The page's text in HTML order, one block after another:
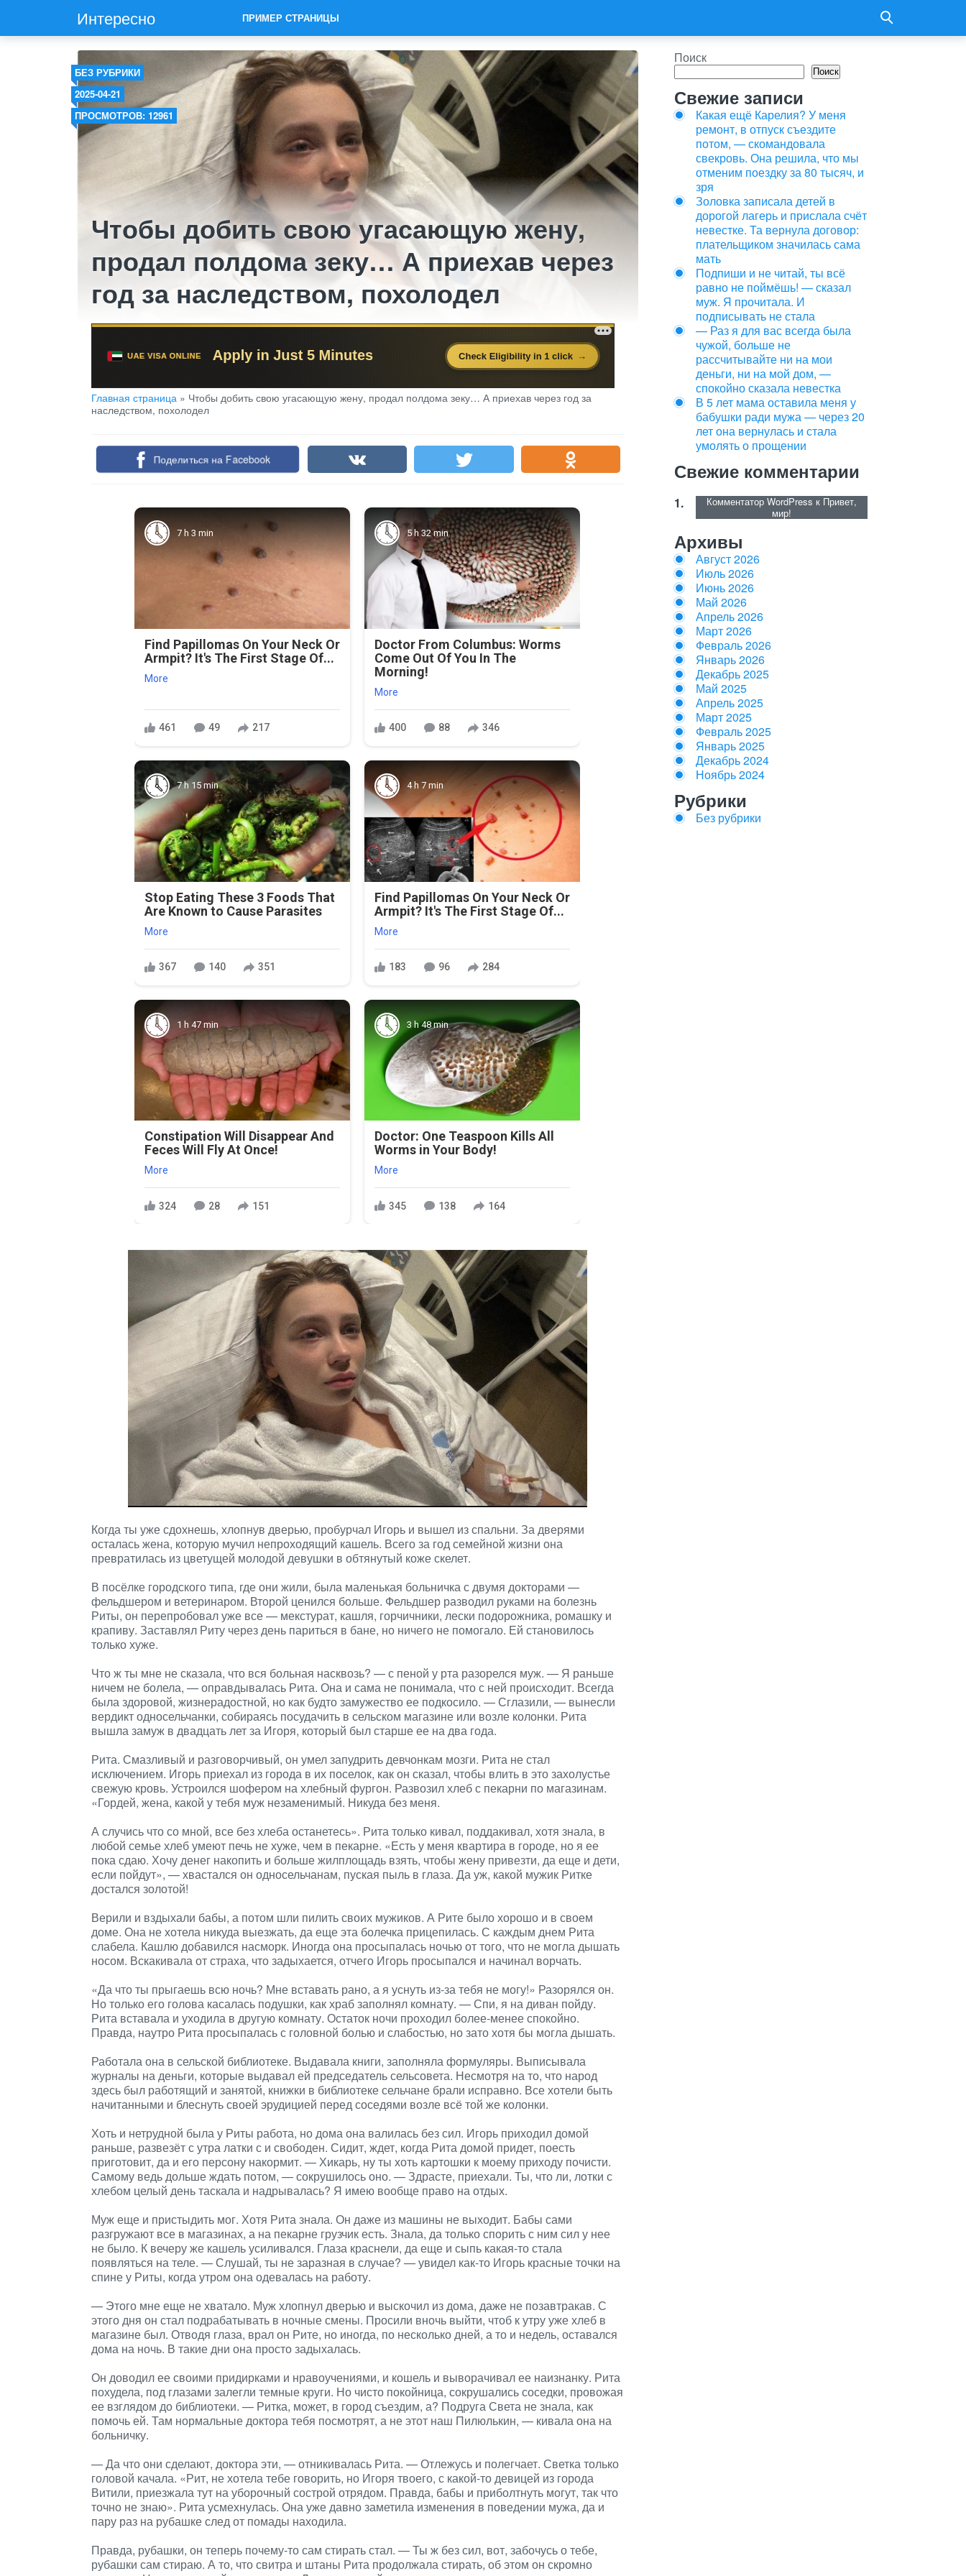
Интересно ПРИМЕР СТРАНИЦЫ
БЕЗ РУБРИКИ
2025-04-21
ПРОСМОТРОВ: 12961
Чтобы добить свою угасающую жену,
продал полдома зеку… А приехав через
год за наследством, похолодел
Главная страница » Чтобы добить свою угасающую жену, продал полдома зеку… А приехав через год за
наследством, похолодел
Поделиться на Facebook
7 h 3 min
Find Papillomas On Your Neck Or
Armpit? It's The First Stage Of...
More
461 49 217
5 h 32 min
Doctor From Columbus: Worms
Come Out Of You In The
Morning!
More
400 88 346
7 h 15 min
Stop Eating These 3 Foods That
Are Known to Cause Parasites
More
367 140 351
4 h 7 min
Find Papillomas On Your Neck Or
Armpit? It's The First Stage Of...
More
183 96 284
1 h 47 min
Constipation Will Disappear And
Feces Will Fly At Once!
More
324 28 151
3 h 48 min
Doctor: One Teaspoon Kills All
Worms in Your Body!
More
345 138 164
Когда ты уже сдохнешь, хлопнув дверью, пробурчал Игорь и вышел из спальни. За дверями
осталась жена, которую мучил непроходящий кашель. Всего за год семейной жизни она
превратилась из цветущей молодой девушки в обтянутый коже скелет.
В посёлке городского типа, где они жили, была маленькая больничка с двумя докторами —
фельдшером и ветеринаром. Второй ценился больше. Фельдшер разводил руками на болезнь
Риты, он перепробовал уже все — мекстурат, кашля, горчичники, лески подорожника, ромашку и
крапиву. Заставлял Риту через день париться в бане, но ничего не помогало. Ей становилось
только хуже.
Что ж ты мне не сказала, что вся больная насквозь? — с пеной у рта разорелся муж. — Я раньше
ничем не болела, — оправдывалась Рита. Она и сама не понимала, что с ней происходит. Всегда
была здоровой, жизнерадостной, но как будто замужество ее подкосило. — Сглазили, — вынесли
вердикт односельчанки, собираясь посудачить в сельском магазине или возле колонки. Рита
вышла замуж в двадцать лет за Игоря, который был старше ее на два года.
Рита. Смазливый и разговорчивый, он умел запудрить девчонкам мозги. Рита не стал
исключением. Игорь приехал из города в их поселок, как он сказал, чтобы влить в это захолустье
свежую кровь. Устроился шофером на хлебный фургон. Развозил хлеб с пекарни по магазинам.
«Гордей, жена, какой у тебя муж незаменимый. Никуда без меня.
А случись что со мной, все без хлеба останетесь». Рита только кивал, поддакивал, хотя знала, в
любой семье хлеб умеют печь не хуже, чем в пекарне. «Есть у меня квартира в городе, но я ее
пока сдаю. Хочу денег накопить и больше жилплощадь взять, чтобы жену привезти, да еще и дети,
если пойдут», — хвастался он односельчанам, пуская пыль в глаза. Да уж, какой мужик Ритке
достался золотой!
Верили и вздыхали бабы, а потом шли пилить своих мужиков. А Рите было хорошо и в своем
доме. Она не хотела никуда выезжать, да еще эта болечка прицепилась. С каждым днем Рита
слабела. Кашлю добавился насморк. Иногда она просыпалась ночью от того, что не могла дышать
носом. Вскакивала от страха, что задыхается, отчего Игорь просыпался и начинал ворчать.
«Да что ты прыгаешь всю ночь? Мне вставать рано, а я уснуть из-за тебя не могу!» Разорялся он.
Но только его голова касалась подушки, как храб заполнял комнату. — Спи, я на диван пойду.
Рита вставала и уходила в другую комнату. Остаток ночи проходил более-менее спокойно.
Правда, наутро Рита просыпалась с головной болью и слабостью, но зато хотя бы могла дышать.
Работала она в сельской библиотеке. Выдавала книги, заполняла формуляры. Выписывала
журналы на деньги, которые выдавал ей председатель сельсовета. Несмотря на то, что народ
здесь был работящий и занятой, книжки в библиотеке сельчане брали исправно. Все хотели быть
начитанными и блеснуть своей эрудицией перед соседями возле всё той же колонки.
Хоть и нетрудной была у Риты работа, но дома она валилась без сил. Игорь приходил домой
раньше, развезёт с утра латки с и свободен. Сидит, ждет, когда Рита домой придет, поесть
приготовит, да и его персону накормит. — Хикарь, ну ты хоть картошки к моему приходу почисти.
Самому ведь дольше ждать потом, — сокрушилось оно. — Здрасте, приехали. Ты, что ли, лотки с
хлебом целый день таскала и надрывалась? Я имею вообще право на отдых.
Муж еще и пристыдить мог. Хотя Рита знала. Он даже из машины не выходит. Бабы сами
разгружают все в магазинах, а на пекарне грузчик есть. Знала, да только спорить с ним сил у нее
не было. К вечеру же кашель усиливался. Глаза краснели, да еще и сыпь какая-то стала
появляться на теле. — Слушай, ты не заразная в случае? — увидел как-то Игорь красные точки на
спине у Риты, когда утром она одевалась на работу.
— Этого мне еще не хватало. Муж хлопнул дверью и выскочил из дома, даже не позавтракав. С
этого дня он стал подрабатывать в ночные смены. Просили вночь выйти, чтоб к утру уже хлеб в
магазине был. Отводя глаза, врал он Рите, но иногда, по несколько дней, а то и недель, оставался
дома на ночь. В такие дни она просто задыхалась.
Он доводил ее своими придирками и нравоучениями, и кошель и выворачивал ее наизнанку. Рита
похудела, под глазами залегли темные круги. Но чисто покойница, сокрушались соседки, провожая
ее взглядом до библиотеки. — Ритка, может, в город съездим, а? Подруга Света не знала, как
помочь ей. Там нормальные доктора тебя посмотрят, а не этот наш Пилюлькин, — кивала она на
больничку.
— Да что они сделают, доктора эти, — отникивалась Рита. — Отлежусь и полегчает. Светка только
головой качала. «Рит, не хотела тебе говорить, но Игоря твоего, с какой-то девицей из города
Витили, приезжала тут на уборочный сострой отрядом. Правда, бабы и приболтнуть могут, так что
точно не знаю». Рита усмехнулась. Она уже давно заметила изменения в поведении мужа, да и
пару раз на рубашке след от помады находила.
Правда, рубашки, он теперь почему-то сам стирать стал. — Ты ж без сил, вот, забочусь о тебе,
рубашки сам стираю. А то, что свитра и штаны Рита продолжала стирать, об этом он скромно
Поиск
Поиск
Свежие записи
Какая ещё Карелия? У меня
ремонт, в отпуск съездите
потом, — скомандовала
свекровь. Она решила, что мы
отменим поездку за 80 тысяч, и
зря
Золовка записала детей в
дорогой лагерь и прислала счёт
невестке. Та вернула договор:
плательщиком значилась сама
мать
Подпиши и не читай, ты всё
равно не поймёшь! — сказал
муж. Я прочитала. И
подписывать не стала
— Раз я для вас всегда была
чужой, больше не
рассчитывайте ни на мои
деньги, ни на мой дом, —
спокойно сказала невестка
В 5 лет мама оставила меня у
бабушки ради мужа — через 20
лет она вернулась и стала
умолять о прощении
Свежие комментарии
Комментатор WordPress к Привет,
мир!
Архивы
Август 2026
Июль 2026
Июнь 2026
Май 2026
Апрель 2026
Март 2026
Февраль 2026
Январь 2026
Декабрь 2025
Май 2025
Апрель 2025
Март 2025
Февраль 2025
Январь 2025
Декабрь 2024
Ноябрь 2024
Рубрики
Без рубрики